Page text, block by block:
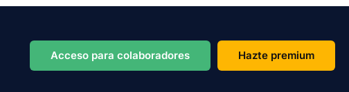
Acceso para colaboradores Hazte premium